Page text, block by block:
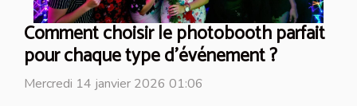
Comment choisir le photobooth parfait
pour chaque type d'événement ?
Mercredi 14 janvier 2026 01:06